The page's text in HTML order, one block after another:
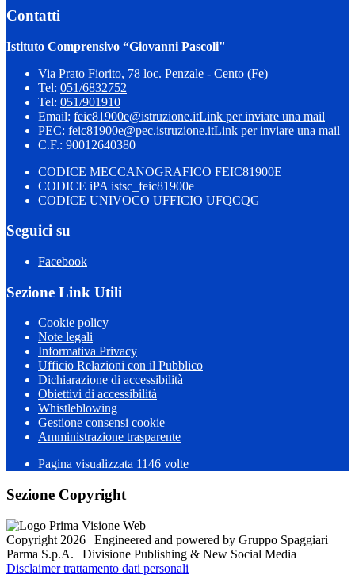
Contatti
Istituto Comprensivo “Giovanni Pascoli"
Via Prato Fiorito, 78 loc. Penzale - Cento (Fe)
Tel: 051/6832752
Tel: 051/901910
Email: feic81900e@istruzione.itLink per inviare una mail
PEC: feic81900e@pec.istruzione.itLink per inviare una mail
C.F.: 90012640380
CODICE MECCANOGRAFICO FEIC81900E
CODICE iPA istsc_feic81900e
CODICE UNIVOCO UFFICIO UFQCQG
Seguici su
Facebook
Sezione Link Utili
Cookie policy
Note legali
Informativa Privacy
Ufficio Relazioni con il Pubblico
Dichiarazione di accessibilità
Obiettivi di accessibilità
Whistleblowing
Gestione consensi cookie
Amministrazione trasparente
Pagina visualizzata 1146 volte
Sezione Copyright
Copyright 2026 | Engineered and powered by Gruppo Spaggiari
Parma S.p.A. | Divisione Publishing & New Social Media
Disclaimer trattamento dati personali